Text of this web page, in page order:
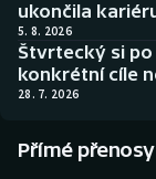
Biatlon
Boby a
Box
Aplikace ČT
AZ kvíz
ukončila
5. 8. 2026
Štvrtecký si
konkrétní cíle
28. 7. 2026
Přímé přenosy